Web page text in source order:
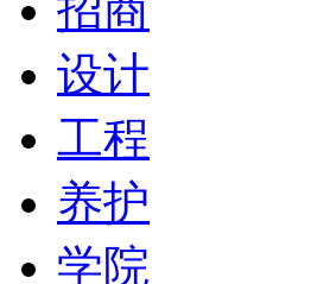
设计
工程
养护
学院